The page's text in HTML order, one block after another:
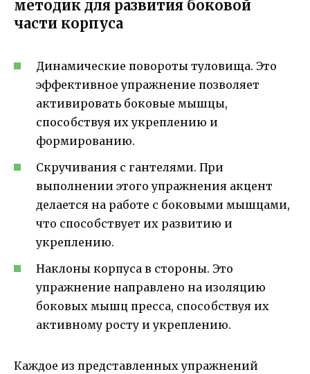
методик для развития боковой
части корпуса
Динамические повороты туловища. Это
эффективное упражнение позволяет
активировать боковые мышцы,
способствуя их укреплению и
формированию.
Скручивания с гантелями. При
выполнении этого упражнения акцент
делается на работе с боковыми мышцами,
что способствует их развитию и
укреплению.
Наклоны корпуса в стороны. Это
упражнение направлено на изоляцию
боковых мышц пресса, способствуя их
активному росту и укреплению.
Каждое из представленных упражнений